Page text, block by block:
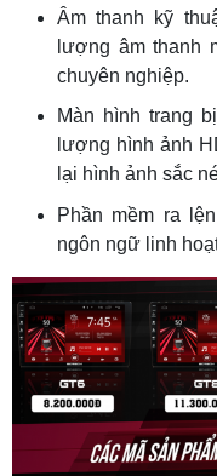
Âm thanh kỹ
lượng âm thanh
chuyên nghiệp.
Màn hình trang
lượng hình ảnh
lại hình ảnh sắc
Phần mềm ra
ngôn ngữ linh